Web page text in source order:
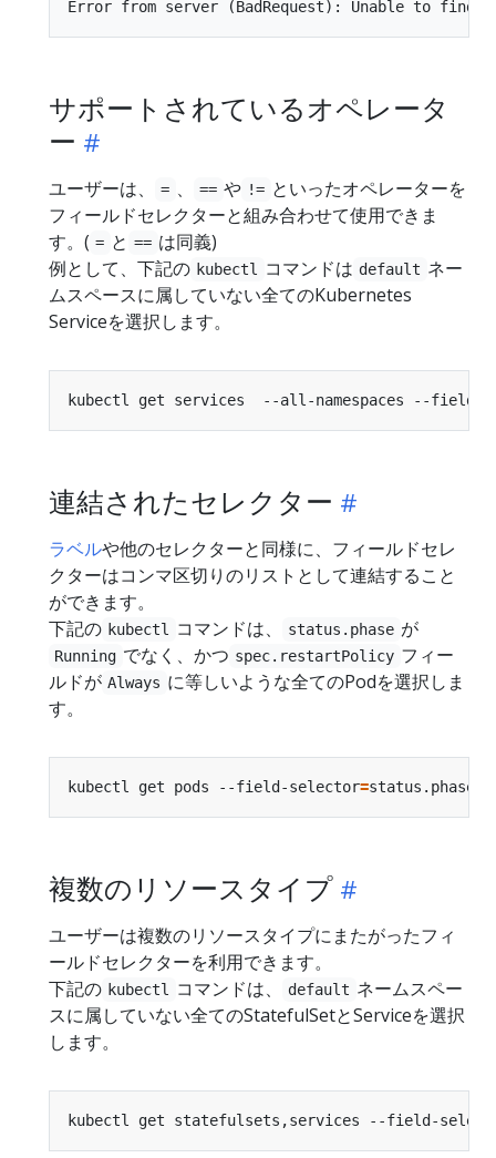
サポートされているオペレータ
ー
ユーザーは、 = 、 == や != といったオペレーターを
フィールドセレクターと組み合わせて使用できま
す。( = と == は同義)
例として、下記の kubectl コマンドは default ネー
ムスペースに属していない全てのKubernetes
Serviceを選択します。
kubectl get services  --all-namespaces --field-
連結されたセレクター
ラベルや他のセレクターと同様に、フィールドセレ
クターはコンマ区切りのリストとして連結すること
ができます。
下記の kubectl コマンドは、 status.phase が
Running でなく、かつ spec.restartPolicy フィー
ルドが Always に等しいような全てのPodを選択しま
す。
kubectl get pods --field-selector=status.phase!
複数のリソースタイプ
ユーザーは複数のリソースタイプにまたがったフィ
ールドセレクターを利用できます。
下記の kubectl コマンドは、 default ネームスペー
スに属していない全てのStatefulSetとServiceを選択
します。
kubectl get statefulsets,services --field-selector